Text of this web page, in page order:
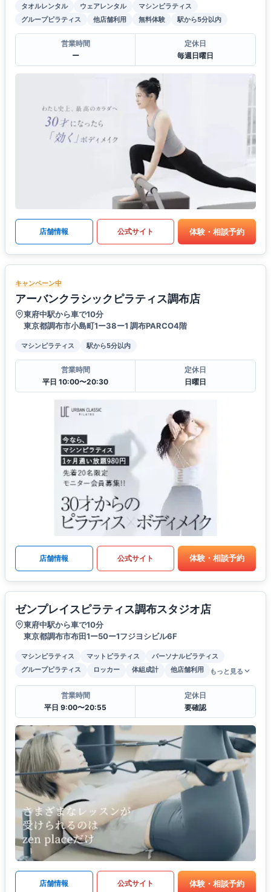
タオルレンタル ウェアレンタル
マシンピラティス
グループピラティス
他店舗利用 無料体験 駅から5分以内
営業時間
ー
定休日
毎週日曜日
店舗情報 公式サイト 体験・相談予約
キャンペーン中
アーバンクラシックピラティス調布店
東府中駅から車で10分
東京都調布市小島町1ー38ー1 調布PARCO4階
マシンピラティス 駅から5分以内
営業時間
平日 10:00〜20:30
定休日
日曜日
店舗情報 公式サイト 体験・相談予約
ゼンプレイスピラティス調布スタジオ店
東府中駅から車で10分
東京都調布市布田1ー50ー1フジヨシビル6F
マシンピラティス マットピラティス
パーソナルピラティス
グループピラティス
ロッカー 体組成計 他店舗利用 もっと見る
営業時間
平日 9:00〜20:55
定休日
要確認
店舗情報 公式サイト 体験・相談予約